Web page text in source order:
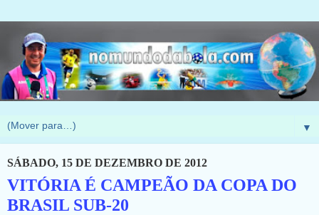
▼
SÁBADO, 15 DE DEZEMBRO DE 2012
VITÓRIA É CAMPEÃO DA COPA DO
BRASIL SUB-20